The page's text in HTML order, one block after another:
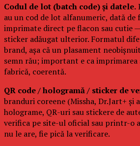
Codul de lot (batch code) și datele.
au un cod de lot alfanumeric, dată de
imprimate direct pe flacon sau cutie
sticker adăugat ulterior. Formatul
brand, așa că un plasament
semn rău; important e ca
fabrică, coerentă.
QR code / hologramă / sticker de
branduri coreene (Missha, Dr.Jart+ și
holograme, QR-uri sau stickere de
verifica pe site-ul oficial sau printr-o
nu le are, fie pică la verificare.